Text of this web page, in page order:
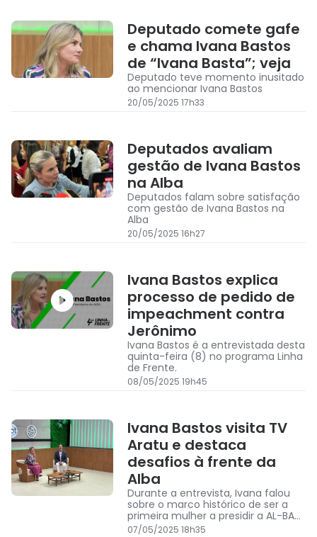
Deputado comete gafe
e chama Ivana Bastos
de “Ivana Basta”; veja
Deputado teve momento inusitado
ao mencionar Ivana Bastos
20/05/2025 17h33
Deputados avaliam
gestão de Ivana Bastos
na Alba
Deputados falam sobre satisfação
com gestão de Ivana Bastos na
Alba
20/05/2025 16h27
Ivana Bastos explica
processo de pedido de
impeachment contra
Jerônimo
Ivana Bastos é a entrevistada desta
quinta-feira (8) no programa Linha
de Frente.
08/05/2025 19h45
Ivana Bastos visita TV
Aratu e destaca
desafios à frente da
Alba
Durante a entrevista, Ivana falou
sobre o marco histórico de ser a
primeira mulher a presidir a AL-BA
em 190 anos de existência
07/05/2025 18h35